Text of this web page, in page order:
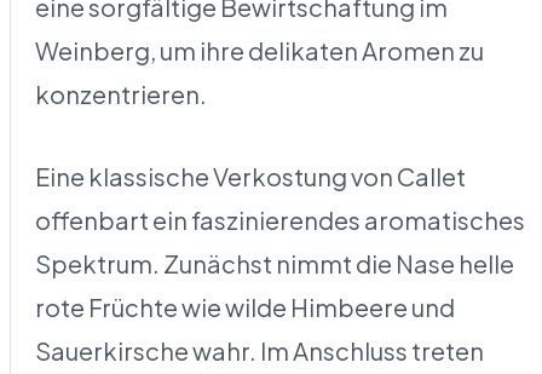
eine sorgfältige Bewirtschaftung im
Weinberg, um ihre delikaten Aromen zu
konzentrieren.
Eine klassische Verkostung von Callet
offenbart ein faszinierendes aromatisches
Spektrum. Zunächst nimmt die Nase helle
rote Früchte wie wilde Himbeere und
Sauerkirsche wahr. Im Anschluss treten